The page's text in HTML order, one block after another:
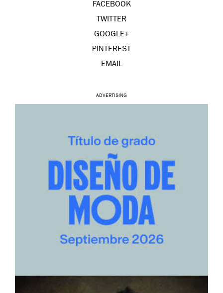
FACEBOOK
TWITTER
GOOGLE+
PINTEREST
EMAIL
ADVERTISING